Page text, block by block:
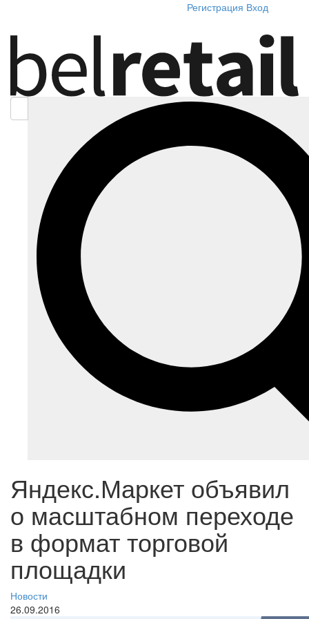
Регистрация Вход
Яндекс.Маркет объявил
о масштабном переходе
в формат торговой
площадки
Новости
26.09.2016